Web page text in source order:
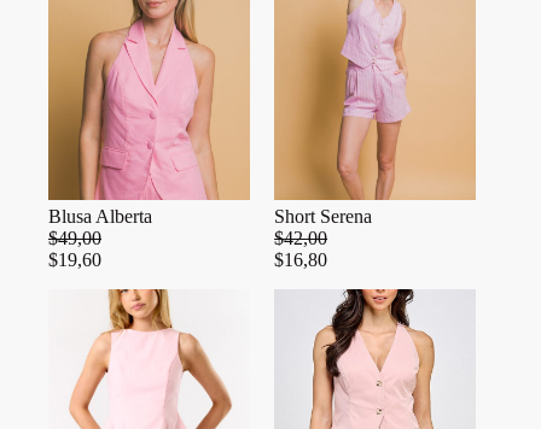
Blusa Alberta
$49,00
$19,60
Short Serena
$42,00
$16,80